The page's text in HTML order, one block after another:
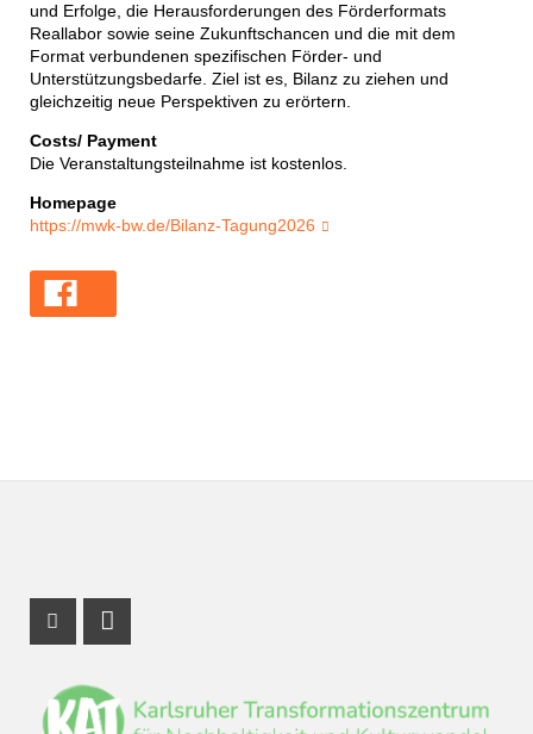
und Erfolge, die Herausforderungen des Förderformats
Reallabor sowie seine Zukunftschancen und die mit dem
Format verbundenen spezifischen Förder- und
Unterstützungsbedarfe. Ziel ist es, Bilanz zu ziehen und
gleichzeitig neue Perspektiven zu erörtern.
Costs/ Payment
Die Veranstaltungsteilnahme ist kostenlos.
Homepage
https://mwk-bw.de/Bilanz-Tagung2026
Instagram Profile
LinkedIn Profile